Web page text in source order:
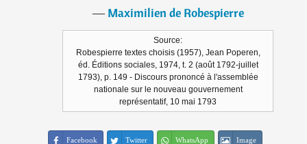
―Maximilien de Robespierre
Source:
Robespierre textes choisis (1957), Jean Poperen,
éd. Éditions sociales, 1974, t. 2 (août 1792-juillet
1793), p. 149 - Discours prononcé à l'assemblée
nationale sur le nouveau gouvernement
représentatif, 10 mai 1793
Facebook Twitter WhatsApp Image